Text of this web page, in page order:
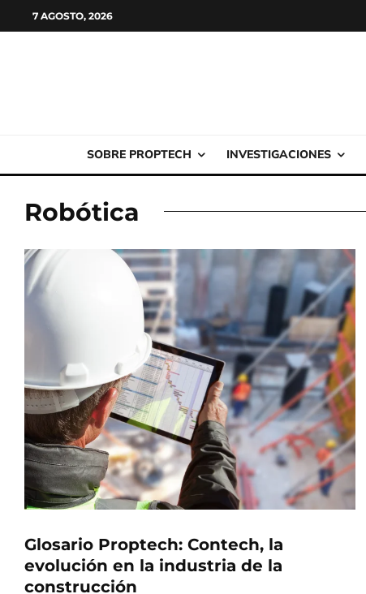
7 AGOSTO, 2026
SOBRE PROPTECH INVESTIGACIONES
Robótica
Glosario Proptech: Contech, la
evolución en la industria de la
construcción